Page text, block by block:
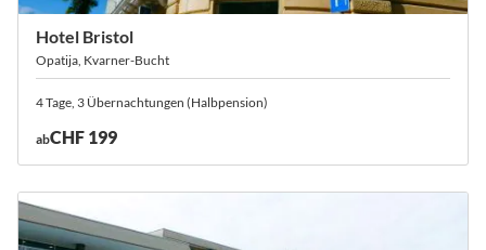
Hotel Bristol
Opatija, Kvarner-Bucht
4 Tage, 3 Übernachtungen (Halbpension)
abCHF 199